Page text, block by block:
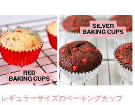
レギュラーサイズのベーキングカップ